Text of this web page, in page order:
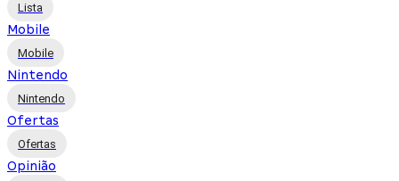
Lista
Mobile
Mobile
Nintendo
Nintendo
Ofertas
Ofertas
Opinião